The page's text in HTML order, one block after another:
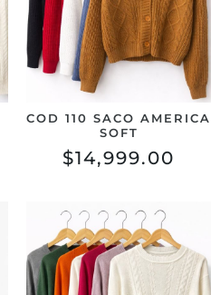
COD 110 SACO AMERICA
SOFT
$14,999.00